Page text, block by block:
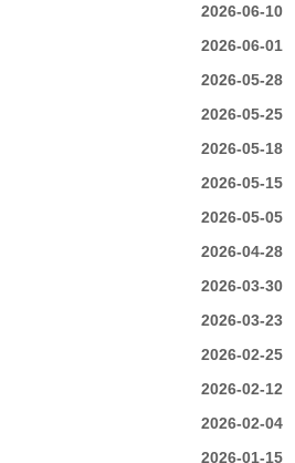
2026-06-10
2026-06-01
2026-05-28
2026-05-25
2026-05-18
2026-05-15
2026-05-05
2026-04-28
2026-03-30
2026-03-23
2026-02-25
2026-02-12
2026-02-04
2026-01-15